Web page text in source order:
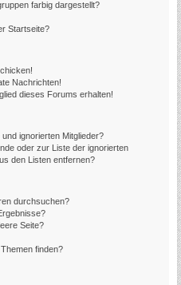
farbig dargestellt?
Startseite?
Nachrichten!
dieses Forums erhalten!
ignorierten Mitglieder?
oder zur Liste der ignorierten
den Listen entfernen?
durchsuchen?
Seite?
finden?